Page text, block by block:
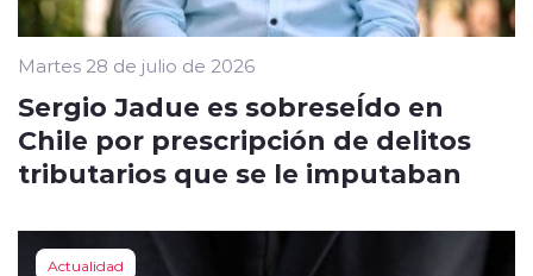
Martes 28 de julio de 2026
Sergio Jadue es sobreseÍdo en
Chile por prescripción de delitos
tributarios que se le imputaban
Actualidad